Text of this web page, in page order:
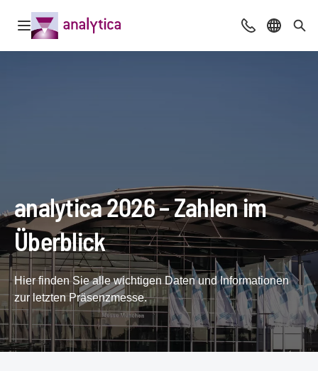
Navigation öffnen Beratung &
Sprache
analytica 2026 – Zahlen im
Überblick
Hier finden Sie alle wichtigen Daten und Informationen
zur letzten Präsenzmesse.